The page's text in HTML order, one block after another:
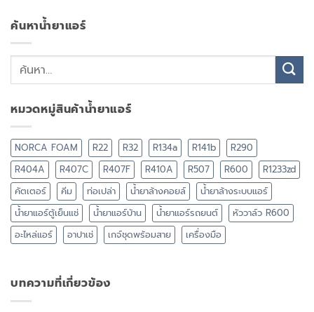
ค้นหาน้ำยาแอร์
หมวดหมู่สินค้าน้ำยาแอร์
NORCA FOAM R22 R32 R134a R141b
R290
R404A
R407C R407F R410A R507 R600
R1233zd
คัตเตอร์
คีม ท่อเปล่า น้ำยาล้างคอยล์
น้ำยาล้างระบบแอร์
น้ำยาแอร์ตู้เย็นแช่
น้ำยาแอร์บ้าน น้ำยาแอร์รถยนต์
หัววาล์ว R600
อะไหล่แอร์
อาปาเช่ เกจ์ชุดพร้อมสาย เครื่องมือ
บทความที่เกี่ยวข้อง